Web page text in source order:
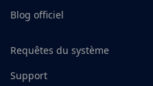
Blog officiel
Requêtes du système
Support